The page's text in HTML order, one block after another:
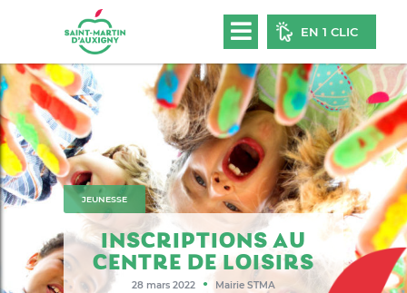
EN 1 CLIC
JEUNESSE
INSCRIPTIONS AU
CENTRE DE LOISIRS
28 mars 2022 ● Mairie STMA